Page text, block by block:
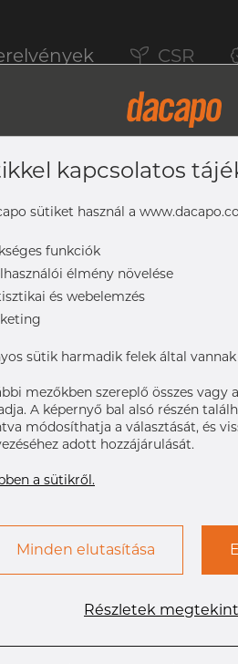
CSR
Koncentrikus CC,
BPE, DT-4.1.3-3, 25,4, SF4, Ra max.
kapcsolatos
sütiket használ a
funkciók
élmény növelése
és webelemzés
sütik harmadik felek által
mezőkben szereplő összes vagy
A képernyő bal alsó részén
módosíthatja a választását, és
adott hozzájárulását.
a sütikről.
Minden elutasítása
Részletek